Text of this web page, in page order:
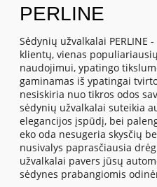
PERLINE
Sėdynių užvalkalai
klientų, vienas
naudojimui, ypatingo
gaminamas iš ypatingai
nesiskiria nuo tikros odos
sėdynių užvalkalai suteikia
elegancijos įspūdį, bei
eko oda nesugeria skysčių
nusivalys paprasčiausia
užvalkalai pavers jūsų
sėdynes prabangiomis